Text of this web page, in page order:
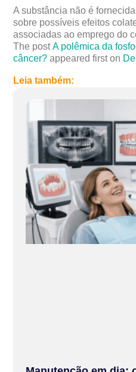
A substância não é
sobre possíveis efeitos
associadas ao emprego do
The postA polêmica da
câncer? appeared first on
Leia também: